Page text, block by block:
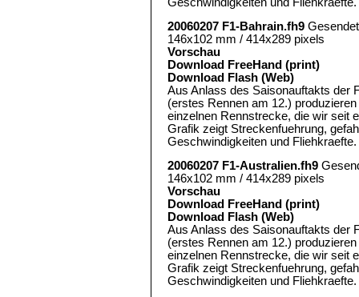
20060207 F1-Bahrain.fh9 Gesendet
146x102 mm / 414x289 pixels
Vorschau
Download FreeHand (print)
Download Flash (Web)
Aus Anlass des Saisonauftakts der
(erstes Rennen am 12.)
einzelnen Rennstrecke, die wir seit
Grafik zeigt Streckenfuehrung,
Geschwindigkeiten und Fliehkraefte.
20060207 F1-Australien.fh9
146x102 mm / 414x289 pixels
Vorschau
Download FreeHand (print)
Download Flash (Web)
Aus Anlass des Saisonauftakts der
(erstes Rennen am 12.)
einzelnen Rennstrecke, die wir seit
Grafik zeigt Streckenfuehrung,
Geschwindigkeiten und Fliehkraefte.